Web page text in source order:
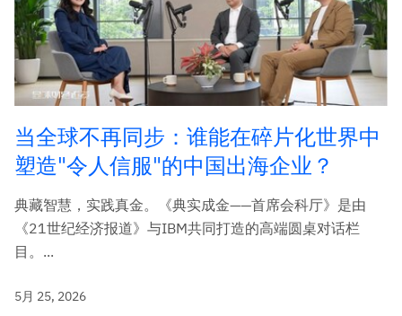
当全球不再同步：谁能在碎片化世界中
塑造"令人信服"的中国出海企业？
典藏智慧，实践真金。《典实成金——首席会科厅》是由
《21世纪经济报道》与IBM共同打造的高端圆桌对话栏
目。...
5月 25, 2026